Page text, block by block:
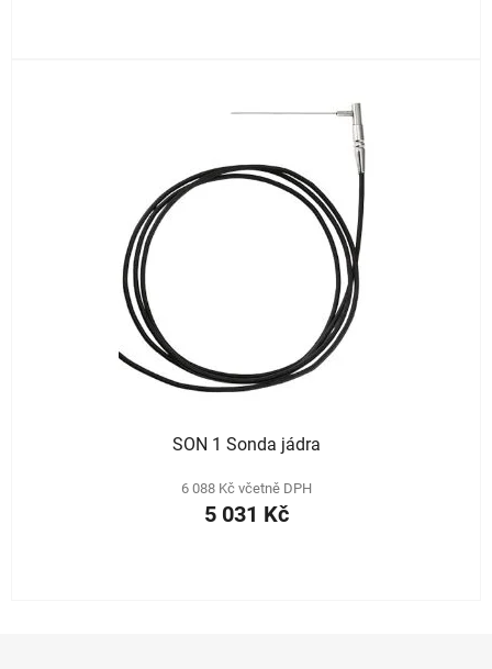
SON 1 Sonda jádra
6 088 Kč včetně DPH
5 031 Kč